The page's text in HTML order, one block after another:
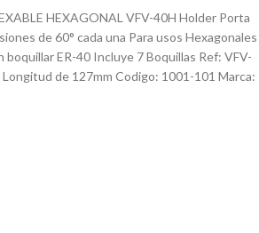
HEXAGONAL VFV-40H Holder Porta
de 60° cada una Para usos Hexagonales
boquillar ER-40 Incluye 7 Boquillas Ref: VFV-
de 127mm Codigo: 1001-101 Marca: